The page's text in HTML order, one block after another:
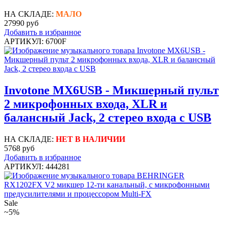
НА СКЛАДЕ: МАЛО
27990 руб
Добавить в избранное
АРТИКУЛ: 6700F
Invotone MX6USB - Микшерный пульт
2 микрофонных входа, XLR и
балансный Jack, 2 стерео входа c USB
НА СКЛАДЕ: НЕТ В НАЛИЧИИ
5768 руб
Добавить в избранное
АРТИКУЛ: 444281
Sale
~5%